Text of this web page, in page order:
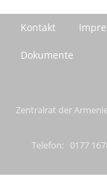
Kontakt
Dokumente
Zentralrat der
Telefon: 0177